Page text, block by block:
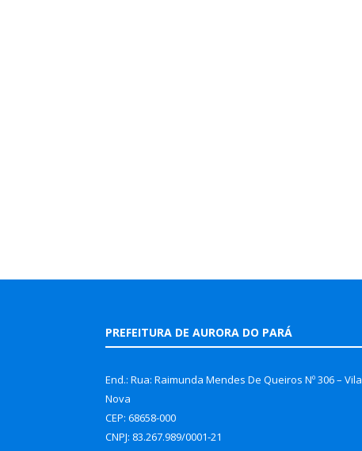
PREFEITURA DE AURORA DO PARÁ
End.: Rua: Raimunda Mendes De Queiros Nº 306 – Vila
Nova
CEP: 68658-000
CNPJ: 83.267.989/0001-21